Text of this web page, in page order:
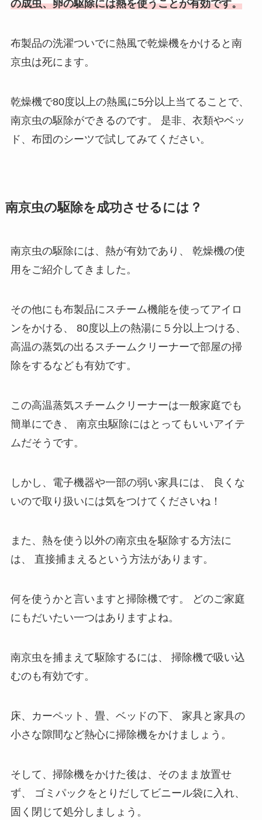
の成虫、卵の駆除には熱を使うことが有効です。
布製品の洗濯ついでに熱風で乾燥機をかけると南
京虫は死にます。
乾燥機で80度以上の熱風に5分以上当てることで、
南京虫の駆除ができるのです。
是非、衣類やベッ
ド、布団のシーツで試してみてください。
南京虫の駆除を成功させるには？
南京虫の駆除には、熱が有効であり、
乾燥機の使
用をご紹介してきました。
その他にも布製品にスチーム機能を使ってアイロ
ンをかける、
80度以上の熱湯に５分以上つける、
高温の蒸気の出るスチームクリーナーで部屋の掃
除をするなども有効です。
この高温蒸気スチームクリーナーは一般家庭でも
簡単にでき、
南京虫駆除にはとってもいいアイテ
ムだそうです。
しかし、電子機器や一部の弱い家具には、
良くな
いので取り扱いには気をつけてくださいね！
また、熱を使う以外の南京虫を駆除する方法に
は、
直接捕まえるという方法があります。
何を使うかと言いますと掃除機です。
どのご家庭
にもだいたい一つはありますよね。
南京虫を捕まえて駆除するには、
掃除機で吸い込
むのも有効です。
床、カーペット、畳、ベッドの下、
家具と家具の
小さな隙間など熱心に掃除機をかけましょう。
そして、掃除機をかけた後は、そのまま放置せ
ず、
ゴミパックをとりだしてビニール袋に入れ、
固く閉じて処分しましょう。